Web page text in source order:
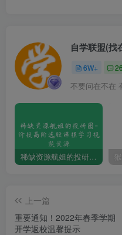
6W+ 26
不要问在不在
稀缺资源航姐的投研圈-价投高阶选股课程学习视频资源
上一篇
重要通知！2022年春季学期
开学返校温馨提示